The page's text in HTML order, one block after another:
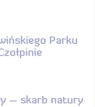
Parku
– skarb natury